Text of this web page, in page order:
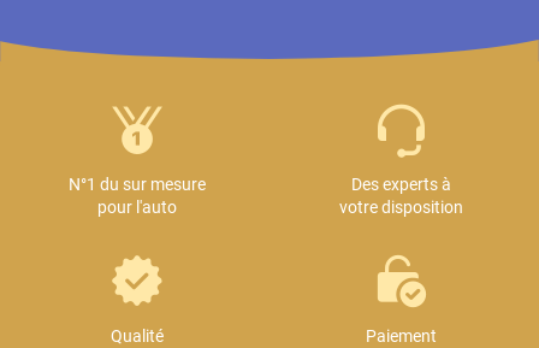
N°1 du sur mesure
pour l'auto
Des experts à
votre disposition
Qualité
Paiement